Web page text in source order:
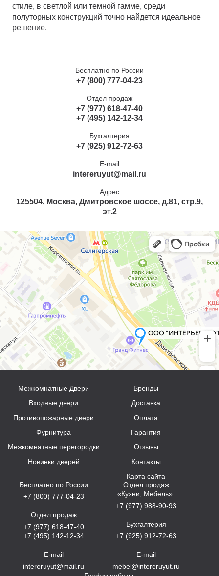
стиле, в светлой или темной гамме, среди
полуторных конструкций точно найдется идеальное
решение.
Бесплатно по России
+7 (800) 777-04-23
Отдел продаж
+7 (977) 618-47-40
+7 (495) 142-12-34
Бухгалтерия
+7 (925) 912-72-63
E-mail
intereruyut@mail.ru
Адрес
125504, Москва, Дмитровское шоссе, д.81, стр.9,
эт.2
Межкомнатные Двери
Входные двери
Противопожарные двери
Фурнитура
Межкомнатные перегородки
Новинки дверей
Бренды
Доставка
Оплата
Гарантия
Отзывы
Контакты
Карта сайта
Бесплатно по России
+7 (800) 777-04-23
Отдел продаж
+7 (977) 618-47-40
+7 (495) 142-12-34
E-mail
intereruyut@mail.ru
Отдел продаж
«Кухни, Мебель»:
+7 (977) 988-90-93
Бухгалтерия
+7 (925) 912-72-63
E-mail
mebel@intereruyut.ru